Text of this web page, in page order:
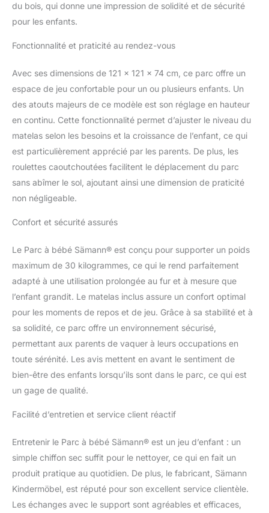
du bois, qui donne une impression de solidité et de sécurité
pour les enfants.
Fonctionnalité et praticité au rendez-vous
Avec ses dimensions de 121 x 121 x 74 cm, ce parc offre un
espace de jeu confortable pour un ou plusieurs enfants. Un
des atouts majeurs de ce modèle est son réglage en hauteur
en continu. Cette fonctionnalité permet d’ajuster le niveau du
matelas selon les besoins et la croissance de l’enfant, ce qui
est particulièrement apprécié par les parents. De plus, les
roulettes caoutchoutées facilitent le déplacement du parc
sans abîmer le sol, ajoutant ainsi une dimension de praticité
non négligeable.
Confort et sécurité assurés
Le Parc à bébé Sämann® est conçu pour supporter un poids
maximum de 30 kilogrammes, ce qui le rend parfaitement
adapté à une utilisation prolongée au fur et à mesure que
l’enfant grandit. Le matelas inclus assure un confort optimal
pour les moments de repos et de jeu. Grâce à sa stabilité et à
sa solidité, ce parc offre un environnement sécurisé,
permettant aux parents de vaquer à leurs occupations en
toute sérénité. Les avis mettent en avant le sentiment de
bien-être des enfants lorsqu’ils sont dans le parc, ce qui est
un gage de qualité.
Facilité d’entretien et service client réactif
Entretenir le Parc à bébé Sämann® est un jeu d’enfant : un
simple chiffon sec suffit pour le nettoyer, ce qui en fait un
produit pratique au quotidien. De plus, le fabricant, Sämann
Kindermöbel, est réputé pour son excellent service clientèle.
Les échanges avec le support sont agréables et efficaces,